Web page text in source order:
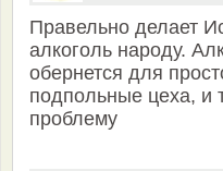
Правельно делает
алкоголь народу.
обернется для
подпольные цеха, и
проблему